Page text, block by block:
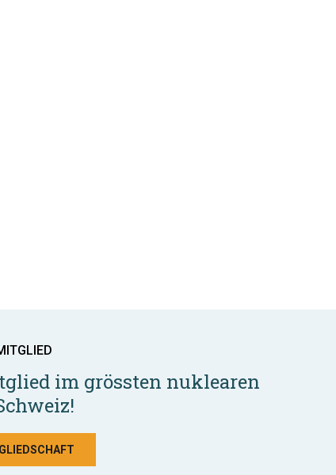
im grössten nuklearen